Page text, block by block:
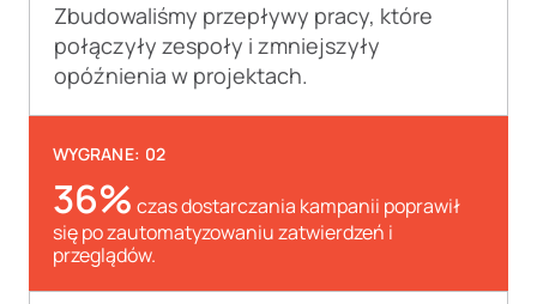
Zbudowaliśmy przepływy pracy, które
połączyły zespoły i zmniejszyły
opóźnienia w projektach.
WYGRANE: 02
36% czas dostarczania kampanii poprawił
się po zautomatyzowaniu zatwierdzeń i
przeglądów.